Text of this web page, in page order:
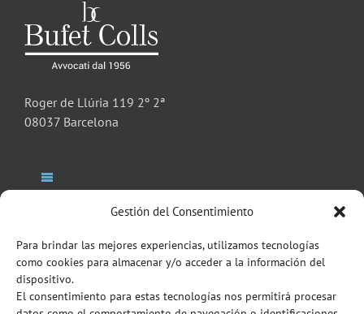
Gestión del Consentimiento
Para brindar las mejores experiencias, utilizamos tecnologías
como cookies para almacenar y/o acceder a la información del
dispositivo.
El consentimiento para estas tecnologías nos permitirá procesar
Roger de Llúria 119 2º 2ª
08037 Barcelona
Toggle
Avvocati Partners
Navigation
Italian Desk
NEWSLETTER